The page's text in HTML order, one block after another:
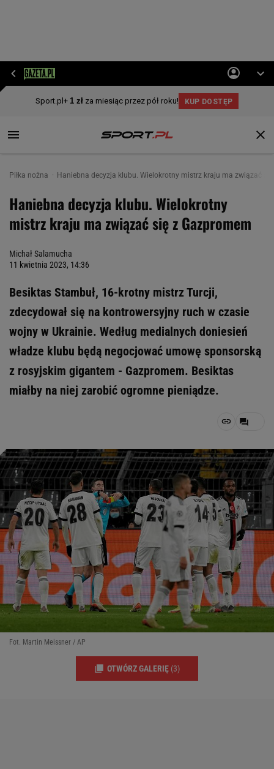
Piłka nożna Haniebna decyzja klubu. Wielokrotny mistrz kraju ma związać
Haniebna decyzja klubu. Wielokrotny
mistrz kraju ma związać się z Gazpromem
Michał Salamucha
11 kwietnia 2023, 14:36
Besiktas Stambuł, 16-krotny mistrz Turcji,
zdecydował się na kontrowersyjny ruch w czasie
wojny w Ukrainie. Według medialnych doniesień
władze klubu będą negocjować umowę sponsorską
z rosyjskim gigantem - Gazpromem. Besiktas
miałby na niej zarobić ogromne pieniądze.
Fot. Martin Meissner / AP
OTWÓRZ GALERIĘ (3)